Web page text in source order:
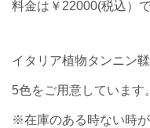
料金は￥22000(税込）で
イタリア植物タンニン
5色をご用意しています。
※在庫のある時ない時が